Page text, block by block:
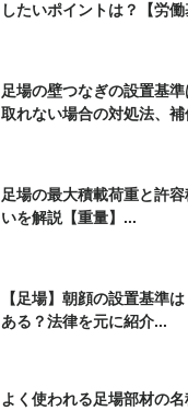
したいポイントは？【労
足場の壁つなぎの設置基
取れない場合の対処法、
足場の最大積載荷重と許
いを解説【重量】...
【足場】朝顔の設置基準
ある？法律を元に紹介...
よく使われる足場部材の